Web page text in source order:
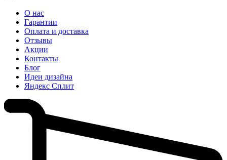
О нас
Гарантии
Оплата и доставка
Отзывы
Акции
Контакты
Блог
Идеи дизайна
Яндекс Сплит